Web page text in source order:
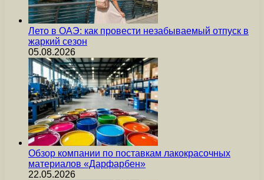
Лето в ОАЭ: как провести незабываемый отпуск в
жаркий сезон
05.08.2026
Обзор компании по поставкам лакокрасочных
материалов «Дарфарбен»
22.05.2026